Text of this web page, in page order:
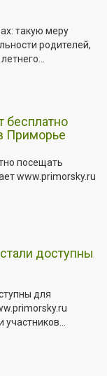
такую меру
родителей,
бесплатно
Приморье
посещать
www.primorsky.ru
доступны
для